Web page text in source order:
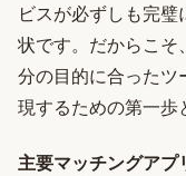
ビスが必ずしも完
状です。だからこそ
分の目的に合ったツ
現するための第一歩
主要マッチングアプ